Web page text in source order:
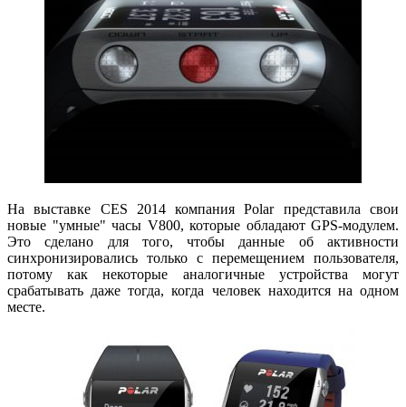
На выставке CES 2014 компания Polar представила свои
новые "умные" часы V800, которые обладают GPS-модулем.
Это сделано для того, чтобы данные об активности
синхронизировались только с перемещением пользователя,
потому как некоторые аналогичные устройства могут
срабатывать даже тогда, когда человек находится на одном
месте.